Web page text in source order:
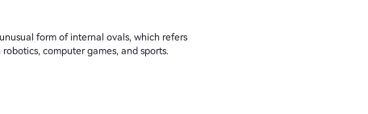
form of internal ovals, which refers
computer games, and sports.